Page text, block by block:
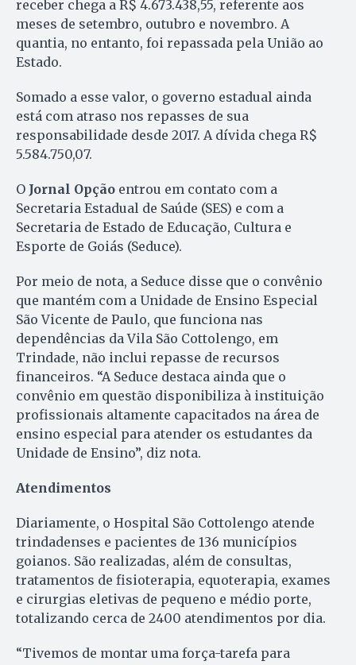
receber chega a R$ 4.673.438,55, referente aos
meses de setembro, outubro e novembro. A
quantia, no entanto, foi repassada pela União ao
Estado.
Somado a esse valor, o governo estadual ainda
está com atraso nos repasses de sua
responsabilidade desde 2017. A dívida chega R$
5.584.750,07.
O Jornal Opção entrou em contato com a
Secretaria Estadual de Saúde (SES) e com a
Secretaria de Estado de Educação, Cultura e
Esporte de Goiás (Seduce).
Por meio de nota, a Seduce disse que o convênio
que mantém com a Unidade de Ensino Especial
São Vicente de Paulo, que funciona nas
dependências da Vila São Cottolengo, em
Trindade, não inclui repasse de recursos
financeiros. “A Seduce destaca ainda que o
convênio em questão disponibiliza à instituição
profissionais altamente capacitados na área de
ensino especial para atender os estudantes da
Unidade de Ensino”, diz nota.
Atendimentos
Diariamente, o Hospital São Cottolengo atende
trindadenses e pacientes de 136 municípios
goianos. São realizadas, além de consultas,
tratamentos de fisioterapia, equoterapia, exames
e cirurgias eletivas de pequeno e médio porte,
totalizando cerca de 2400 atendimentos por dia.
“Tivemos de montar uma força-tarefa para